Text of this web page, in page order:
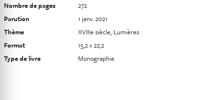
Nombre de pages
272
Parution
1 janv. 2021
Thème
XVIIIe siècle, Lumières
Format
15,2 x 22,2
Type de livre
Monographie